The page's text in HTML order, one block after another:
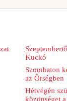
Kuckó
Szombaton
az Őrségben
Hétvégén
közönséget